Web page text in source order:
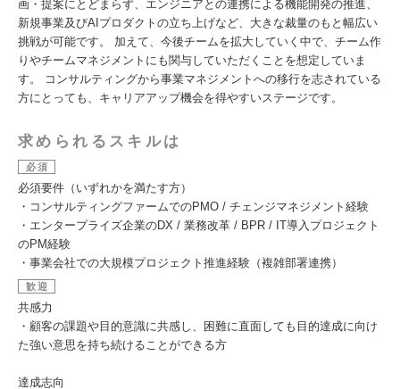
画・提案にとどまらず、エンジニアとの連携による機能開発の推進、
新規事業及びAIプロダクトの立ち上げなど、大きな裁量のもと幅広い
挑戦が可能です。 加えて、今後チームを拡大していく中で、チーム作
りやチームマネジメントにも関与していただくことを想定していま
す。 コンサルティングから事業マネジメントへの移行を志されている
方にとっても、キャリアアップ機会を得やすいステージです。
求められるスキルは
必須
必須要件（いずれかを満たす方）
・コンサルティングファームでのPMO / チェンジマネジメント経験
・エンタープライズ企業のDX / 業務改革 / BPR / IT導入プロジェクト
のPM経験
・事業会社での大規模プロジェクト推進経験（複雑部署連携）
歓迎
共感力
・顧客の課題や目的意識に共感し、困難に直面しても目的達成に向け
た強い意思を持ち続けることができる方
達成志向